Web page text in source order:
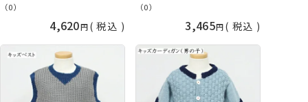
（0）
4,620 税込
手芸の山久
（0）
3,465 税込